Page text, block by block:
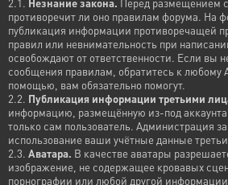
2.1. Незнание закона. Перед размещением
противоречит ли оно правилам форума. На
публикация информации противоречащей
правил или невнимательность при
освобождают от ответственности. Если вы
сообщения правилам, обратитесь к любому
помощью, вам обязательно помогут.
2.2. Публикация информации третьими
информацию, размещённую из-под аккаунта
только сам пользователь. Администрация
использование ваши учётные данные
2.3. Аватара. В качестве аватары
изображение, не содержащее кровавых
порнографии или любой другой